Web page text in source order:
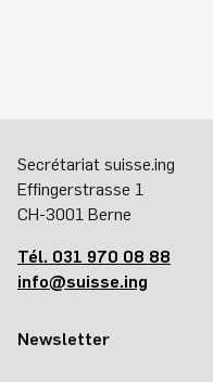
Secrétariat suisse.ing
Effingerstrasse 1
CH-3001 Berne
Tél. 031 970 08 88
info@suisse.ing
Newsletter